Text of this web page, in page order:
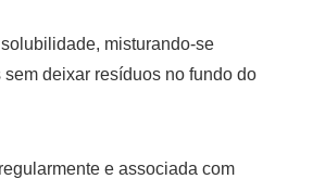
misturando-se
deixar resíduos no fundo do
e associada com